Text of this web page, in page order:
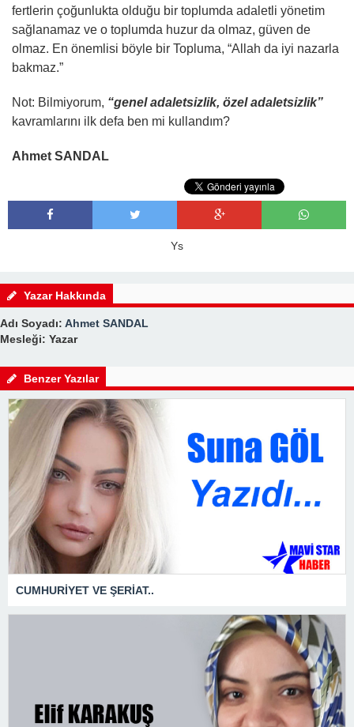
fertlerin çoğunlukta olduğu bir toplumda adaletli yönetim
sağlanamaz ve o toplumda huzur da olmaz, güven de
olmaz. En önemlisi böyle bir Topluma, “Allah da iyi nazarla
bakmaz.”
Not: Bilmiyorum, “genel adaletsizlik, özel adaletsizlik”
kavramlarını ilk defa ben mi kullandım?
Ahmet SANDAL
Ys
Yazar Hakkında
Adı Soyadı: Ahmet SANDAL
Mesleği: Yazar
Benzer Yazılar
CUMHURİYET VE ŞERİAT..